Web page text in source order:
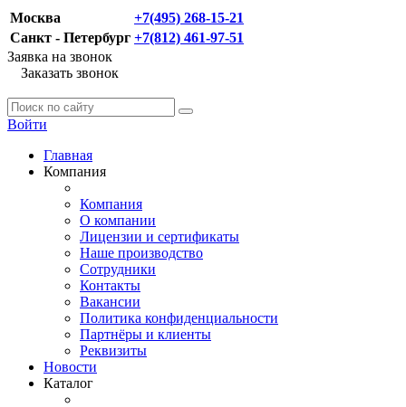
Москва
+7(495) 268-15-21
Санкт - Петербург +7(812) 461-97-51
Заявка на звонок
Заказать звонок
Войти
Главная
Компания
Компания
О компании
Лицензии и сертификаты
Наше производство
Сотрудники
Контакты
Вакансии
Политика конфиденциальности
Партнёры и клиенты
Реквизиты
Новости
Каталог